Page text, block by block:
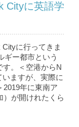
Cityに英語学
に行ってきま
ギー都市という
す。＜空港からN
ますが、実際に
2019年に東南ア
）が開けれたくら